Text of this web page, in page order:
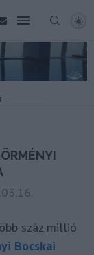
száz millió
Bocskai